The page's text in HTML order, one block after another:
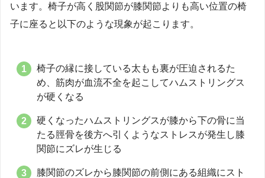
います。椅子が高く股関節が膝関節よりも高い位置の椅
子に座ると以下のような現象が起こります。
椅子の縁に接している太もも裏が圧迫されるた
め、筋肉が血流不全を起こしてハムストリングス
が硬くなる
硬くなったハムストリングスが膝から下の骨に当
たる脛骨を後方へ引くようなストレスが発生し膝
関節にズレが生じる
膝関節のズレから膝関節の前側にある組織にスト